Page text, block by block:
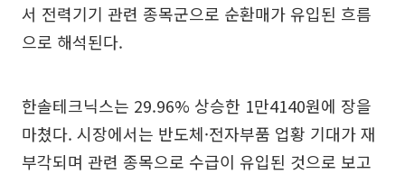
서 전력기기 관련 종목군으로 순환매가 유입된 흐름
으로 해석된다.
한솔테크닉스는 29.96% 상승한 1만4140원에 장을
마쳤다. 시장에서는 반도체·전자부품 업황 기대가 재
부각되며 관련 종목으로 수급이 유입된 것으로 보고